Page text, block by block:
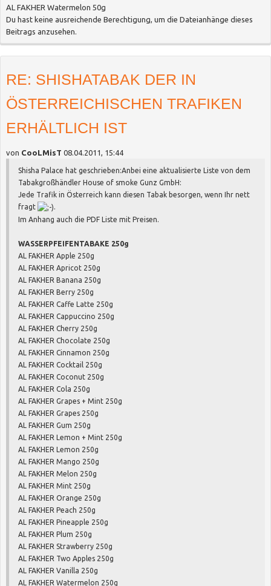
AL FAKHER Watermelon 50g
Du hast keine ausreichende Berechtigung, um die Dateianhänge dieses
Beitrags anzusehen.
RE: SHISHATABAK DER IN
ÖSTERREICHISCHEN TRAFIKEN
ERHÄLTLICH IST
von CooLMisT 08.04.2011, 15:44
Shisha Palace hat geschrieben:Anbei eine aktualisierte Liste von dem
Tabakgroßhändler House of smoke Gunz GmbH:
Jede Trafik in Österreich kann diesen Tabak besorgen, wenn Ihr nett
fragt
.
Im Anhang auch die PDF Liste mit Preisen.
WASSERPFEIFENTABAKE 250g
AL FAKHER Apple 250g
AL FAKHER Apricot 250g
AL FAKHER Banana 250g
AL FAKHER Berry 250g
AL FAKHER Caffe Latte 250g
AL FAKHER Cappuccino 250g
AL FAKHER Cherry 250g
AL FAKHER Chocolate 250g
AL FAKHER Cinnamon 250g
AL FAKHER Cocktail 250g
AL FAKHER Coconut 250g
AL FAKHER Cola 250g
AL FAKHER Grapes + Mint 250g
AL FAKHER Grapes 250g
AL FAKHER Gum 250g
AL FAKHER Lemon + Mint 250g
AL FAKHER Lemon 250g
AL FAKHER Mango 250g
AL FAKHER Melon 250g
AL FAKHER Mint 250g
AL FAKHER Orange 250g
AL FAKHER Peach 250g
AL FAKHER Pineapple 250g
AL FAKHER Plum 250g
AL FAKHER Strawberry 250g
AL FAKHER Two Apples 250g
AL FAKHER Vanilla 250g
AL FAKHER Watermelon 250g